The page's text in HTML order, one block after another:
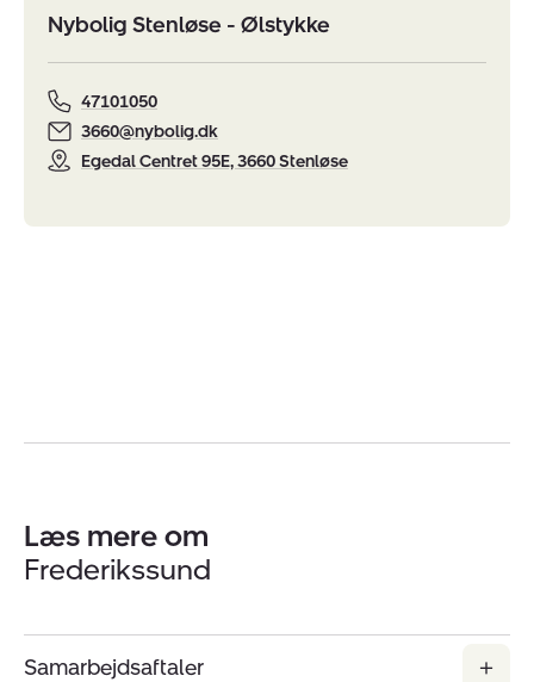
Nybolig Stenløse - Ølstykke
47101050
3660@nybolig.dk
Egedal Centret 95E, 3660 Stenløse
Læs mere om
Frederikssund
Samarbejdsaftaler